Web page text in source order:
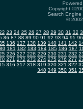
Copyright
Search
©
23 24 25 26 27 28 29 30 31 32
86 87 88 89 90 91 92 93 94 95 96
136 137 138 139 140 141 142
181 182 183 184 185 186 187
226 227 228 229 230 231 232
271 272 273 274 275 276 277
316 317 318 319 320 321 322
348 349 350 351